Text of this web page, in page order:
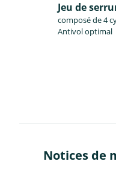
Jeu de
composé de 4
Antivol optimal
Notices de